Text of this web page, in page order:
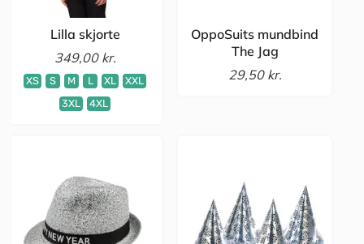
Lilla skjorte
349,00 kr.
XS S M L XL
XXL
3XL
4XL
OppoSuits mundbind
The Jag
29,50 kr.